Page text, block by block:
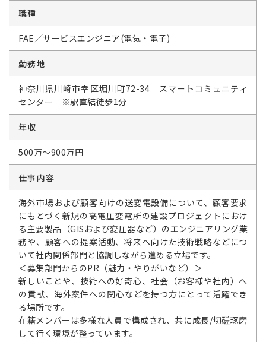
職種
FAE／サービスエンジニア(電気・電子)
勤務地
神奈川県川崎市幸区堀川町72-34 スマートコミュニティ
センター ※駅直結徒歩1分
年収
500万～900万円
仕事内容
海外市場および顧客向けの送変電設備について、顧客要求
にもとづく新規の高電圧変電所の建設プロジェクトにおけ
る主要製品（GISおよび変圧器など）のエンジニアリング業
務や、顧客への提案活動、将来へ向けた技術戦略などにつ
いて社内関係部門と協調しながら進める立場です。
＜募集部門からのPR（魅力・やりがいなど）＞
新しいことや、技術への好奇心、社会（お客様や社内）へ
の貢献、海外案件への関心などを持つ方にとって活躍でき
る場所です。
在籍メンバーは多様な人員で構成され、共に成長/切磋琢磨
して行く環境が整っています。